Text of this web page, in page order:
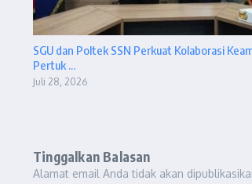
SGU dan Poltek SSN Perkuat Kolaborasi
Pertuk ...
Juli 28, 2026
Tinggalkan Balasan
Alamat email Anda tidak akan